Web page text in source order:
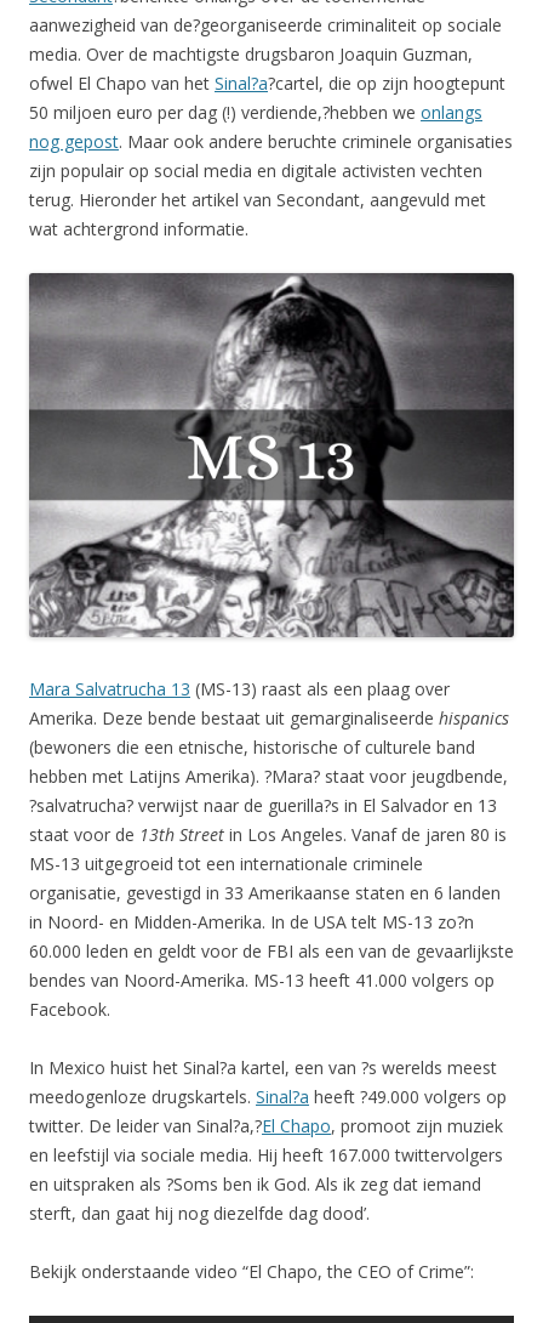
aanwezigheid van de?georganiseerde criminaliteit op sociale
media. Over de machtigste drugsbaron Joaquin Guzman,
ofwel El Chapo van het Sinal?a?cartel, die op zijn hoogtepunt
50 miljoen euro per dag (!) verdiende,?hebben we onlangs
nog gepost. Maar ook andere beruchte criminele organisaties
zijn populair op social media en digitale activisten vechten
terug. Hieronder het artikel van Secondant, aangevuld met
wat achtergrond informatie.
Mara Salvatrucha 13 (MS-13) raast als een plaag over
Amerika. Deze bende bestaat uit gemarginaliseerde hispanics
(bewoners die een etnische, historische of culturele band
hebben met Latijns Amerika). ?Mara? staat voor jeugdbende,
?salvatrucha? verwijst naar de guerilla?s in El Salvador en 13
staat voor de 13th Street in Los Angeles. Vanaf de jaren 80 is
MS-13 uitgegroeid tot een internationale criminele
organisatie, gevestigd in 33 Amerikaanse staten en 6 landen
in Noord- en Midden-Amerika. In de USA telt MS-13 zo?n
60.000 leden en geldt voor de FBI als een van de gevaarlijkste
bendes van Noord-Amerika. MS-13 heeft 41.000 volgers op
Facebook.
In Mexico huist het Sinal?a kartel, een van ?s werelds meest
meedogenloze drugskartels. Sinal?a heeft ?49.000 volgers op
twitter. De leider van Sinal?a,?El Chapo, promoot zijn muziek
en leefstijl via sociale media. Hij heeft 167.000 twittervolgers
en uitspraken als ?Soms ben ik God. Als ik zeg dat iemand
sterft, dan gaat hij nog diezelfde dag dood’.
Bekijk onderstaande video “El Chapo, the CEO of Crime”: